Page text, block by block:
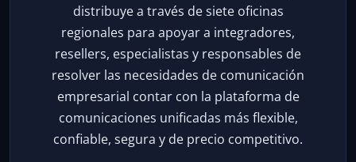
distribuye a través de siete oficinas
regionales para apoyar a integradores,
resellers, especialistas y responsables de
resolver las necesidades de comunicación
empresarial contar con la plataforma de
comunicaciones unificadas más flexible,
confiable, segura y de precio competitivo.